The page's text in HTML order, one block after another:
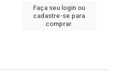
Faça seu login ou
cadastre-se para
comprar.